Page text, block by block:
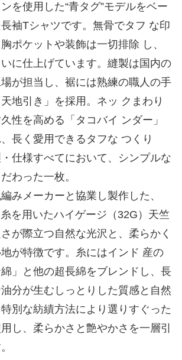
を使用した“青タグ”モデルをベー
袖Tシャツです。無骨でタフ な印
ポケットや装飾は一切排除 し、
に仕上げています。縫製は国内の
が担当し、裾には熟練の職人の手
地引き」を採用。ネッ クまわり
性を高める「タコバイ ンダー」
長く愛用できるタフな つくり
仕様すべてにおいて、シンプルな
わった一枚。
みメーカーと協業し製作した、
を用いたハイゲージ（32G）天竺
が際立つ自然な光沢と、柔らかく
が特徴です。糸にはインド 産の
」と他の超長綿をブレンドし、長
分が生むしっとりした質感と自然
別な紡績方法により選りすぐった
し、柔らかさと艶やかさを一層引